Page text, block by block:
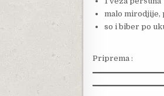
malo mirodjije,
so i biber po
Priprema :